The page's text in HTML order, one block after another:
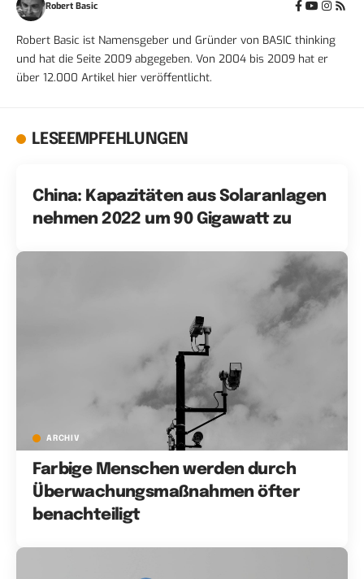
Robert Basic
Robert Basic ist Namensgeber und Gründer von BASIC thinking
und hat die Seite 2009 abgegeben. Von 2004 bis 2009 hat er
über 12.000 Artikel hier veröffentlicht.
LESEEMPFEHLUNGEN
China: Kapazitäten aus Solaranlagen
nehmen 2022 um 90 Gigawatt zu
ARCHIV
Farbige Menschen werden durch
Überwachungsmaßnahmen öfter
benachteiligt